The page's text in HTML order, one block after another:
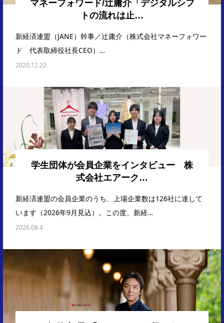
マネーフォワード/辻庸介「デジタルシフ
トの流れは止…
新経済連盟（JANE）幹事／辻庸介（株式会社マネーフォワー
ド 代表取締役社長CEO）…
2020.12.22
学生団体が会員企業をインタビュー 株
式会社エアーク…
新経済連盟の会員企業のうち、上場企業数は126社に達して
います（2026年9月見込）。この度、新経…
2026.08.4